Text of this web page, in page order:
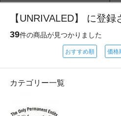
【UNRIVALED】 に登
39件の商品が見つかりました
おすすめ順 価格
カテゴリー一覧